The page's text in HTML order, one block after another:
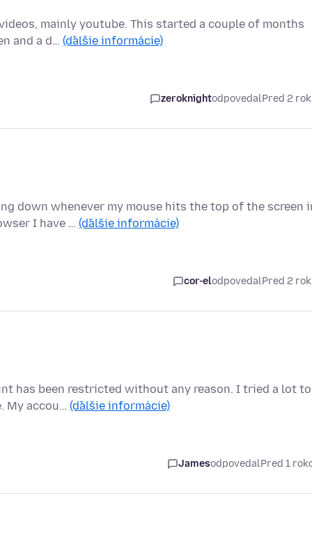
mainly youtube. This started a couple of months
and a d… (ďalšie informácie)
zeroknightodpovedalPred 2
down whenever my mouse hits the top of the screen
I have … (ďalšie informácie)
cor-elodpovedalPred 2
has been restricted without any reason. I tried a lot to
My accou… (ďalšie informácie)
JamesodpovedalPred 1